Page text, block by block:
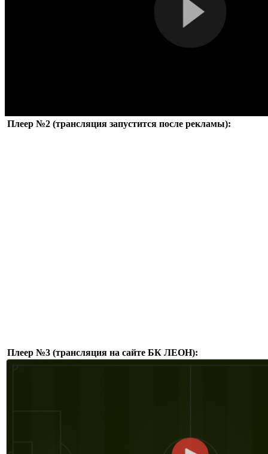
Плеер №2 (трансляция запустится после рекламы):
Плеер №3 (трансляция на сайте БК ЛЕОН):